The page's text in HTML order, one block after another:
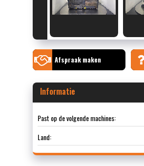
Afspraak maken
Informatie
Past op de volgende machines:
Land: